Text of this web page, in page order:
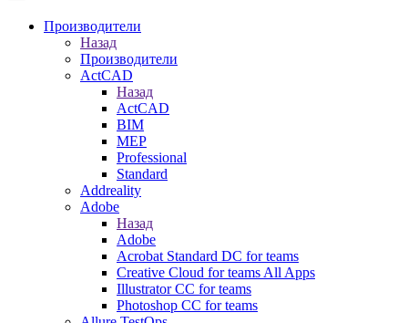
Производители
Назад
Производители
ActCAD
Назад
ActCAD
BIM
MEP
Professional
Standard
Addreality
Adobe
Назад
Adobe
Acrobat Standard DC for teams
Creative Cloud for teams All Apps
Illustrator CC for teams
Photoshop CC for teams